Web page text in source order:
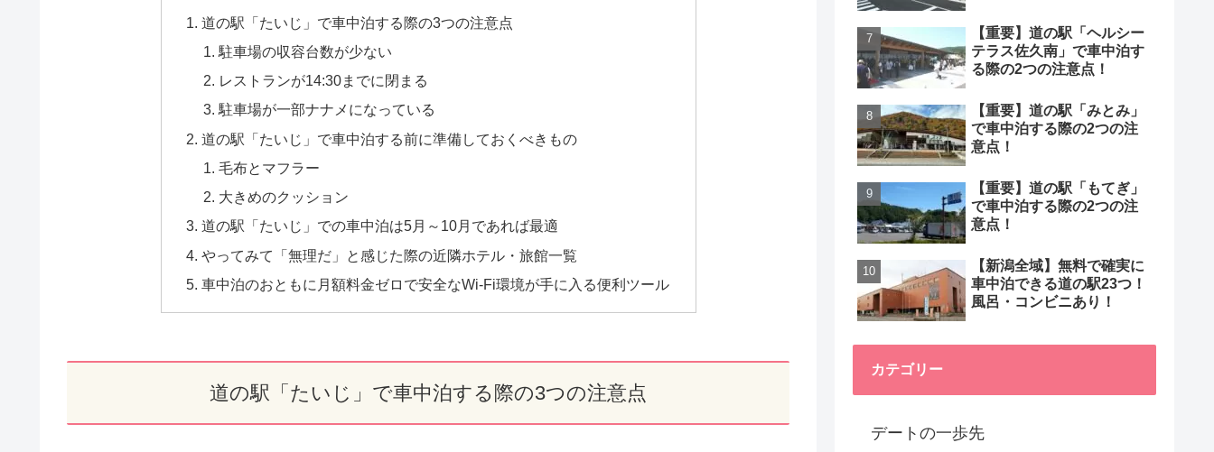
道の駅「たいじ」で車中泊する際の3つの注意点
駐車場の収容台数が少ない
レストランが14:30までに閉まる
駐車場が一部ナナメになっている
道の駅「たいじ」で車中泊する前に準備しておくべきもの
毛布とマフラー
大きめのクッション
道の駅「たいじ」での車中泊は5月～10月であれば最適
やってみて「無理だ」と感じた際の近隣ホテル・旅館一覧
車中泊のおともに月額料金ゼロで安全なWi-Fi環境が手に入る便利ツール
道の駅「たいじ」で車中泊する際の3つの注意点
【重要】道の駅「ヘルシー
テラス佐久南」で車中泊す
る際の2つの注意点！
【重要】道の駅「みとみ」
で車中泊する際の2つの注
意点！
【重要】道の駅「もてぎ」
で車中泊する際の2つの注
意点！
【新潟全域】無料で確実に
車中泊できる道の駅23つ！
風呂・コンビニあり！
カテゴリー
デートの一歩先